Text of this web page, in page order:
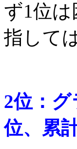
ず1位
指して
2位：
位、累